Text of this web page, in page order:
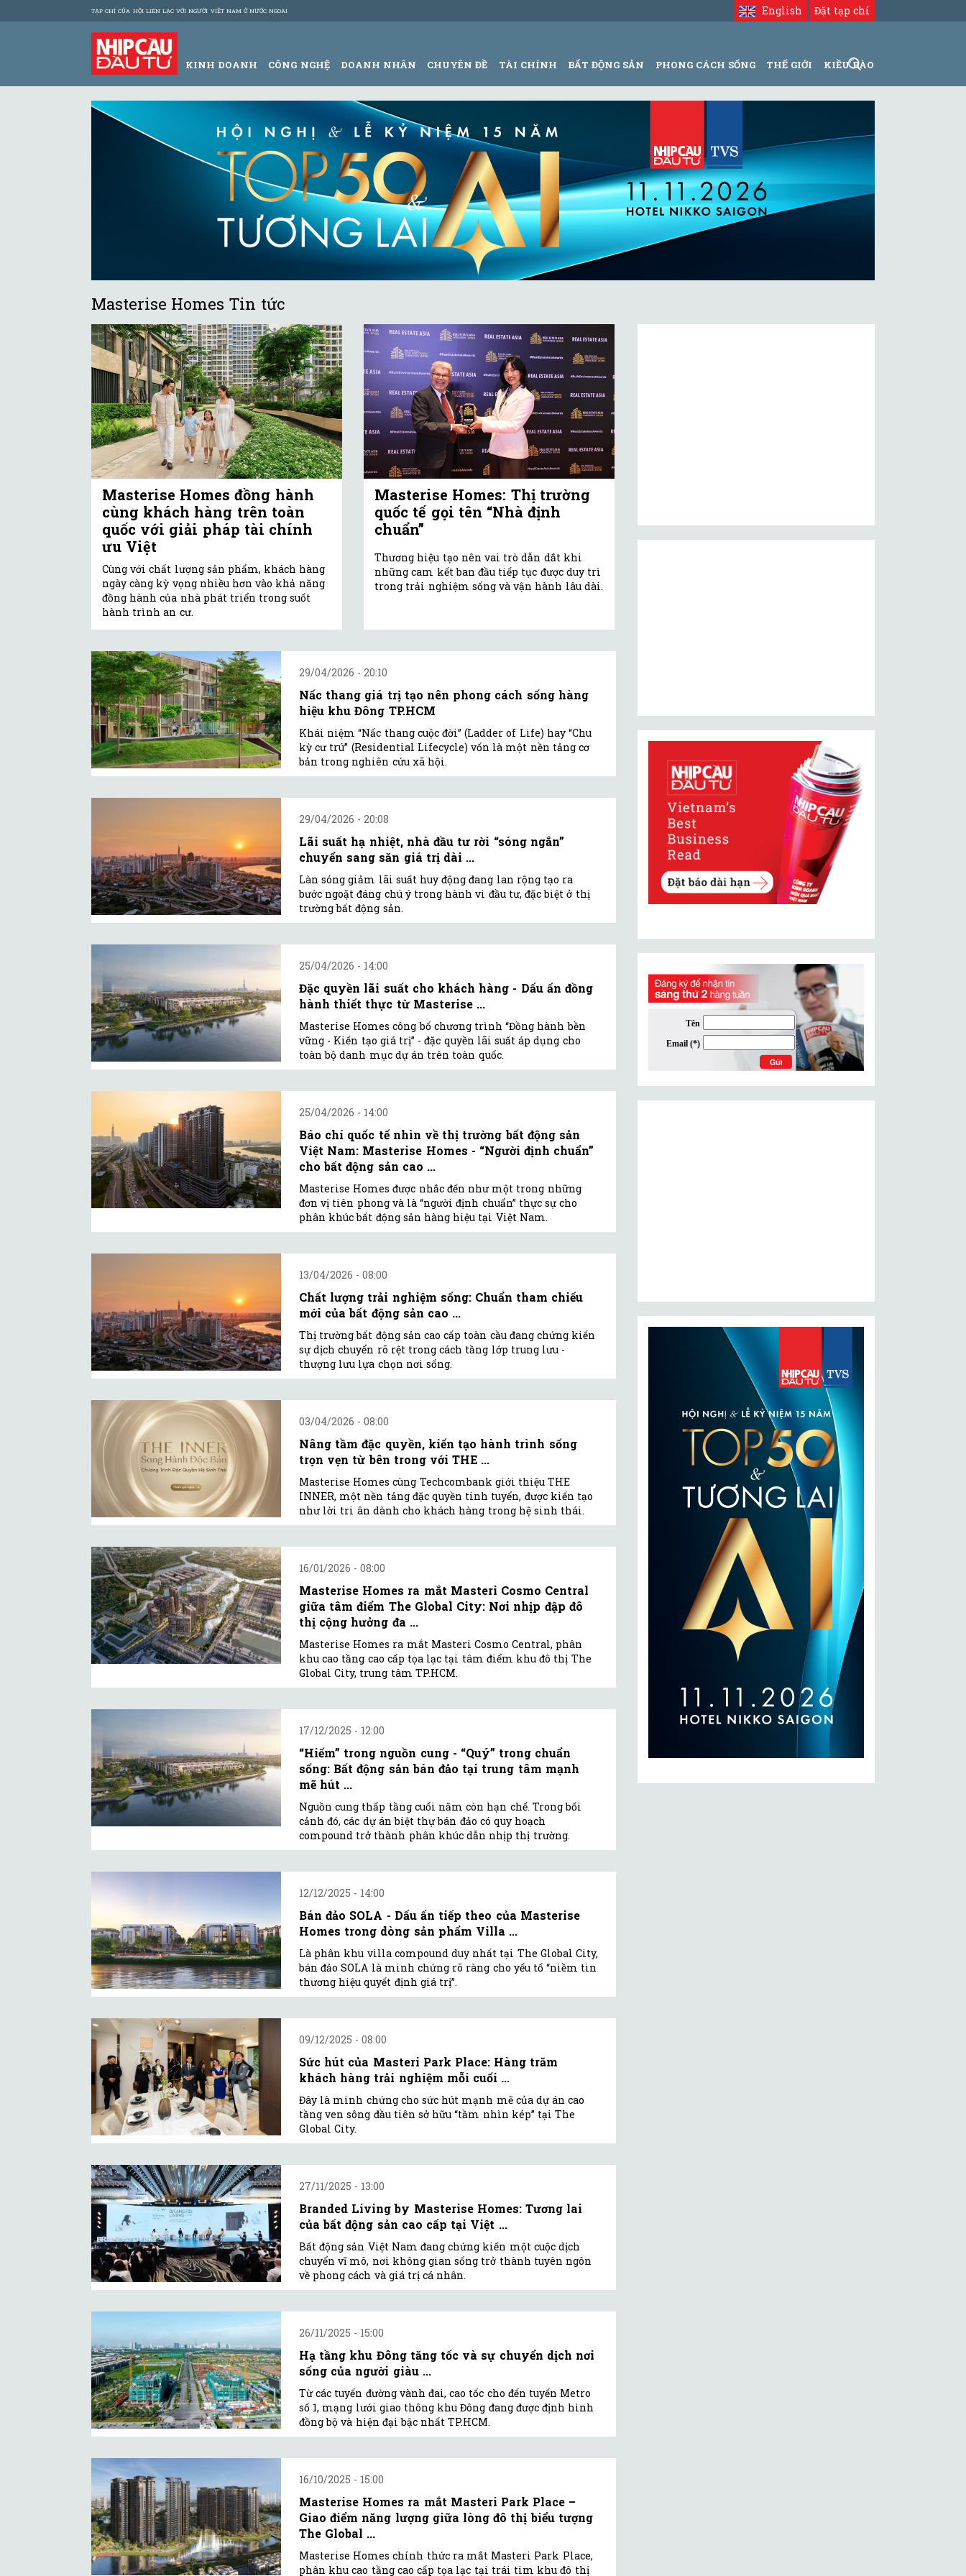
TẠP CHÍ CỦA HỘI LIÊN LẠC VỚI NGƯỜI VIỆT NAM Ở NƯỚC NGOÀI Đặt tạp chí
English
KINH DOANH CÔNG NGHỆ DOANH NHÂN CHUYÊN ĐỀ TÀI CHÍNH BẤT ĐỘNG SẢN PHONG CÁCH SỐNG THẾ GIỚI KIỀU BÀO
Masterise Homes Tin tức
Masterise Homes đồng hành
cùng khách hàng trên toàn
quốc với giải pháp tài chính
ưu Việt
Cùng với chất lượng sản phẩm, khách hàng
ngày càng kỳ vọng nhiều hơn vào khả năng
đồng hành của nhà phát triển trong suốt
hành trình an cư.
Masterise Homes: Thị trường
quốc tế gọi tên “Nhà định
chuẩn”
Thương hiệu tạo nên vai trò dẫn dắt khi
những cam kết ban đầu tiếp tục được duy trì
trong trải nghiệm sống và vận hành lâu dài.
29/04/2026 - 20:10
Nấc thang giá trị tạo nên phong cách sống hàng
hiệu khu Đông TP.HCM
Khái niệm “Nấc thang cuộc đời” (Ladder of Life) hay “Chu
kỳ cư trú” (Residential Lifecycle) vốn là một nền tảng cơ
bản trong nghiên cứu xã hội.
29/04/2026 - 20:08
Lãi suất hạ nhiệt, nhà đầu tư rời “sóng ngắn”
chuyển sang săn giá trị dài ...
Làn sóng giảm lãi suất huy động đang lan rộng tạo ra
bước ngoặt đáng chú ý trong hành vi đầu tư, đặc biệt ở thị
trường bất động sản.
25/04/2026 - 14:00
Đặc quyền lãi suất cho khách hàng - Dấu ấn đồng
hành thiết thực từ Masterise ...
Masterise Homes công bố chương trình “Đồng hành bền
vững - Kiến tạo giá trị” - đặc quyền lãi suất áp dụng cho
toàn bộ danh mục dự án trên toàn quốc.
25/04/2026 - 14:00
Báo chí quốc tế nhìn về thị trường bất động sản
Việt Nam: Masterise Homes - “Người định chuẩn”
cho bất động sản cao ...
Masterise Homes được nhắc đến như một trong những
đơn vị tiên phong và là “người định chuẩn” thực sự cho
phân khúc bất động sản hàng hiệu tại Việt Nam.
13/04/2026 - 08:00
Chất lượng trải nghiệm sống: Chuẩn tham chiếu
mới của bất động sản cao ...
Thị trường bất động sản cao cấp toàn cầu đang chứng kiến
sự dịch chuyển rõ rệt trong cách tầng lớp trung lưu -
thượng lưu lựa chọn nơi sống.
03/04/2026 - 08:00
Nâng tầm đặc quyền, kiến tạo hành trình sống
trọn vẹn từ bên trong với THE ...
Masterise Homes cùng Techcombank giới thiệu THE
INNER, một nền tảng đặc quyền tinh tuyển, được kiến tạo
như lời tri ân dành cho khách hàng trong hệ sinh thái.
16/01/2026 - 08:00
Masterise Homes ra mắt Masteri Cosmo Central
giữa tâm điểm The Global City: Nơi nhịp đập đô
thị cộng hưởng đa ...
Masterise Homes ra mắt Masteri Cosmo Central, phân
khu cao tầng cao cấp tọa lạc tại tâm điểm khu đô thị The
Global City, trung tâm TP.HCM.
17/12/2025 - 12:00
“Hiếm” trong nguồn cung - “Quý” trong chuẩn
sống: Bất động sản bán đảo tại trung tâm mạnh
mẽ hút ...
Nguồn cung thấp tầng cuối năm còn hạn chế. Trong bối
cảnh đó, các dự án biệt thự bán đảo có quy hoạch
compound trở thành phân khúc dẫn nhịp thị trường.
12/12/2025 - 14:00
Bán đảo SOLA - Dấu ấn tiếp theo của Masterise
Homes trong dòng sản phẩm Villa ...
Là phân khu villa compound duy nhất tại The Global City,
bán đảo SOLA là minh chứng rõ ràng cho yếu tố “niềm tin
thương hiệu quyết định giá trị”.
09/12/2025 - 08:00
Sức hút của Masteri Park Place: Hàng trăm
khách hàng trải nghiệm mỗi cuối ...
Đây là minh chứng cho sức hút mạnh mẽ của dự án cao
tầng ven sông đầu tiên sở hữu “tầm nhìn kép” tại The
Global City.
27/11/2025 - 13:00
Branded Living by Masterise Homes: Tương lai
của bất động sản cao cấp tại Việt ...
Bất động sản Việt Nam đang chứng kiến một cuộc dịch
chuyển vĩ mô, nơi không gian sống trở thành tuyên ngôn
về phong cách và giá trị cá nhân.
26/11/2025 - 15:00
Hạ tầng khu Đông tăng tốc và sự chuyển dịch nơi
sống của người giàu ...
Từ các tuyến đường vành đai, cao tốc cho đến tuyến Metro
số 1, mạng lưới giao thông khu Đông đang được định hình
đồng bộ và hiện đại bậc nhất TP.HCM.
16/10/2025 - 15:00
Masterise Homes ra mắt Masteri Park Place –
Giao điểm năng lượng giữa lòng đô thị biểu tượng
The Global ...
Masterise Homes chính thức ra mắt Masteri Park Place,
phân khu cao tầng cao cấp tọa lạc tại trái tim khu đô thị